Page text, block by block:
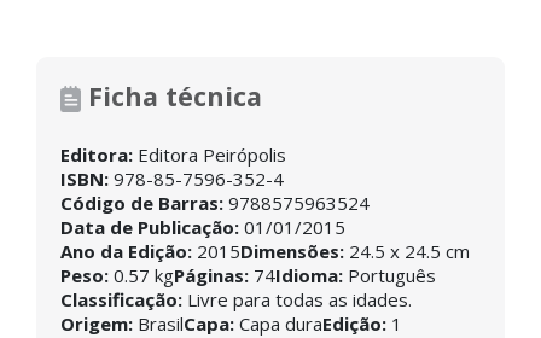
Ficha técnica
Editora: Editora Peirópolis
ISBN: 978-85-7596-352-4
Código de Barras: 9788575963524
Data de Publicação: 01/01/2015
Ano da Edição: 2015Dimensões: 24.5 x 24.5 cm
Peso: 0.57 kgPáginas: 74Idioma: Português
Classificação: Livre para todas as idades.
Origem: BrasilCapa: Capa duraEdição: 1